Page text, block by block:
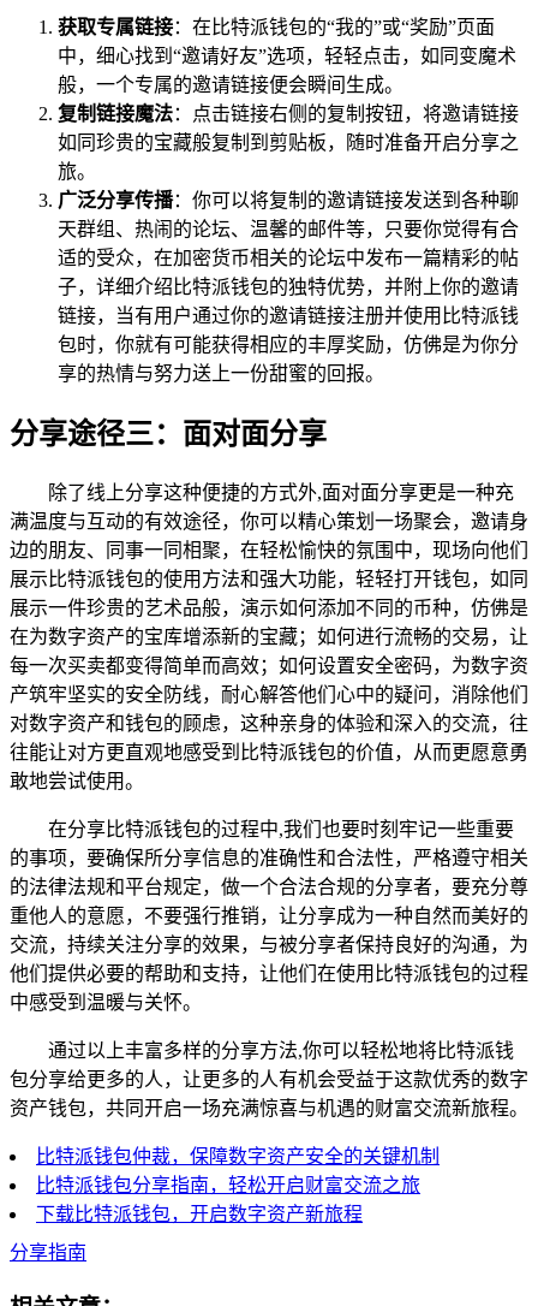
获取专属链接：在比特派钱包的“我的”或“奖励”页面
中，细心找到“邀请好友”选项，轻轻点击，如同变魔术
般，一个专属的邀请链接便会瞬间生成。
复制链接魔法：点击链接右侧的复制按钮，将邀请链接
如同珍贵的宝藏般复制到剪贴板，随时准备开启分享之
旅。
广泛分享传播：你可以将复制的邀请链接发送到各种聊
天群组、热闹的论坛、温馨的邮件等，只要你觉得有合
适的受众，在加密货币相关的论坛中发布一篇精彩的帖
子，详细介绍比特派钱包的独特优势，并附上你的邀请
链接，当有用户通过你的邀请链接注册并使用比特派钱
包时，你就有可能获得相应的丰厚奖励，仿佛是为你分
享的热情与努力送上一份甜蜜的回报。
分享途径三：面对面分享
除了线上分享这种便捷的方式外,面对面分享更是一种充
满温度与互动的有效途径，你可以精心策划一场聚会，邀请身
边的朋友、同事一同相聚，在轻松愉快的氛围中，现场向他们
展示比特派钱包的使用方法和强大功能，轻轻打开钱包，如同
展示一件珍贵的艺术品般，演示如何添加不同的币种，仿佛是
在为数字资产的宝库增添新的宝藏；如何进行流畅的交易，让
每一次买卖都变得简单而高效；如何设置安全密码，为数字资
产筑牢坚实的安全防线，耐心解答他们心中的疑问，消除他们
对数字资产和钱包的顾虑，这种亲身的体验和深入的交流，往
往能让对方更直观地感受到比特派钱包的价值，从而更愿意勇
敢地尝试使用。
在分享比特派钱包的过程中,我们也要时刻牢记一些重要
的事项，要确保所分享信息的准确性和合法性，严格遵守相关
的法律法规和平台规定，做一个合法合规的分享者，要充分尊
重他人的意愿，不要强行推销，让分享成为一种自然而美好的
交流，持续关注分享的效果，与被分享者保持良好的沟通，为
他们提供必要的帮助和支持，让他们在使用比特派钱包的过程
中感受到温暖与关怀。
通过以上丰富多样的分享方法,你可以轻松地将比特派钱
包分享给更多的人，让更多的人有机会受益于这款优秀的数字
资产钱包，共同开启一场充满惊喜与机遇的财富交流新旅程。
比特派钱包仲裁，保障数字资产安全的关键机制
比特派钱包分享指南，轻松开启财富交流之旅
下载比特派钱包，开启数字资产新旅程
分享指南